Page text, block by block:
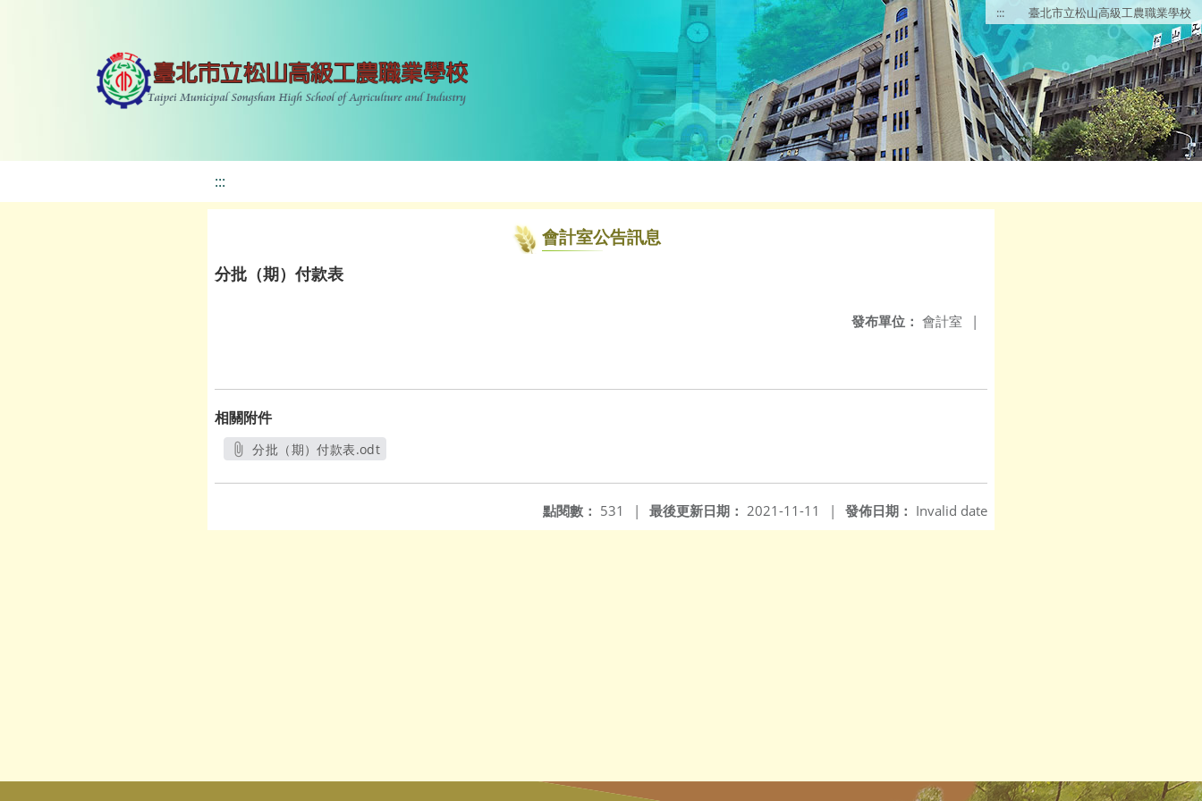
::: 臺北市立松山高級工農職業學校
:::
會計室公告訊息
分批（期）付款表
發布單位： 會計室 |
相關附件
分批（期）付款表.odt
發佈日期： Invalid date
最後更新日期： 2021-11-11 |
點閱數： 531 |